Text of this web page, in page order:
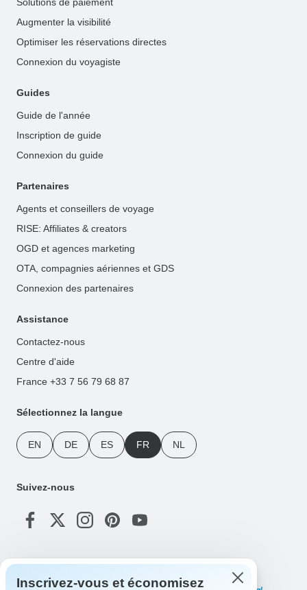
Solutions de paiement
Augmenter la visibilité
Optimiser les réservations directes
Connexion du voyagiste
Guides
Guide de l'année
Inscription de guide
Connexion du guide
Partenaires
Agents et conseillers de voyage
RISE: Affiliates & creators
OGD et agences marketing
OTA, compagnies aériennes et GDS
Connexion des partenaires
Assistance
Contactez-nous
Centre d'aide
France +33 7 56 79 68 87
Sélectionnez la langue
EN DE ES FR NL
Suivez-nous
Modes de paiement
Inscrivez-vous et économisez